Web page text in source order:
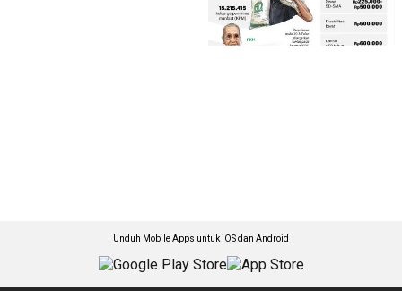
Unduh Mobile Apps untuk iOS dan Android